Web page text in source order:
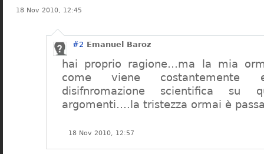
18 Nov 2010, 12:45
#2 Emanuel Baroz
hai proprio ragione…ma la mia
come viene costantemente
disifnromazione scientifica su
argomenti….la tristezza ormai è
18 Nov 2010, 12:57